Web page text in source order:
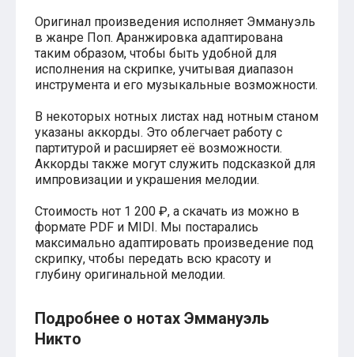
Хатико
Реквием по мечте
Пираты Карибского моря
Сумерки
Величайший шоумен
Звездные войны
Ла ла Ленд
Ромео и Джульетта (1968)
Бумер
Аладдин (2019)
Король лев (2019)
Властелин колец: Братство Кольца
Гордость и предубеждение
Классическая музыка
Времена года - Вивальди
Времена года - Чайковский
Из мультфильмов
Король лев
Холодное сердце
Оригинал произведения исполняет Эммануэль
в жанре Поп. Аранжировка адаптирована
таким образом, чтобы быть удобной для
исполнения на скрипке, учитывая диапазон
инструмента и его музыкальные возможности.
В некоторых нотных листах над нотным станом
указаны аккорды. Это облегчает работу с
партитурой и расширяет её возможности.
Аккорды также могут служить подсказкой для
импровизации и украшения мелодии.
Стоимость нот 1 200 ₽, а скачать из можно в
формате PDF и MIDI. Мы постарались
максимально адаптировать произведение под
скрипку, чтобы передать всю красоту и
глубину оригинальной мелодии.
Подробнее о нотах Эммануэль
Никто